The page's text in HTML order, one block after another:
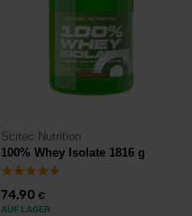
Scitec Nutrition
100% Whey Isolate 1816 g
74,90 €
AUF LAGER